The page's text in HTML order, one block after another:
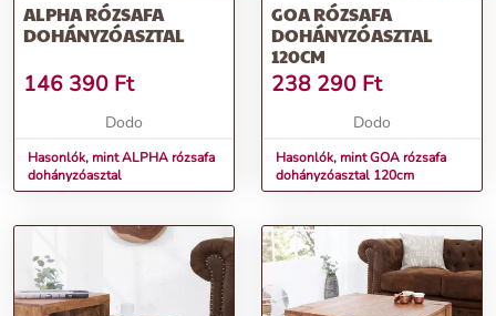
ALPHA RÓZSAFA
DOHÁNYZÓASZTAL
146 390 Ft
Dodo
Hasonlók, mint ALPHA rózsafa
dohányzóasztal
GOA RÓZSAFA
DOHÁNYZÓASZTAL
120CM
238 290 Ft
Dodo
Hasonlók, mint GOA rózsafa
dohányzóasztal 120cm